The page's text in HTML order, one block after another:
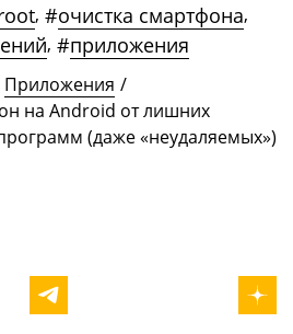
, #очистка смартфона,
, #приложения
Приложения /
на Android от лишних
(даже «неудаляемых»)